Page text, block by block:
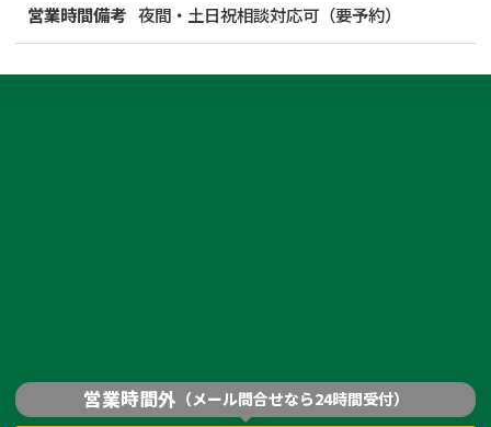
営業時間備考 夜間・土日祝相談対応可（要予約）
営業時間外 （メール問合せなら24時間受付）